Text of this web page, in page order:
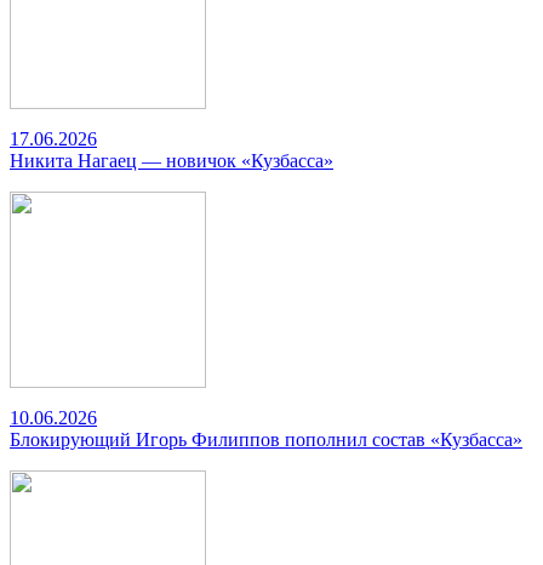
17.06.2026
Никита Нагаец — новичок «Кузбасса»
10.06.2026
Блокирующий Игорь Филиппов пополнил состав «Кузбасса»